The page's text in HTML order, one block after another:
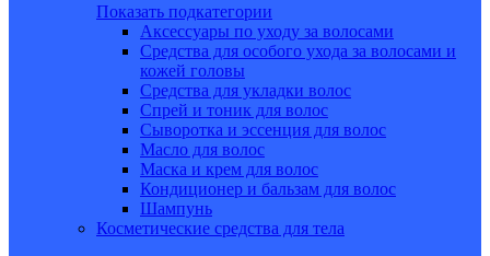
Показать подкатегории
Аксессуары по уходу за волосами
Средства для особого ухода за волосами и
кожей головы
Средства для укладки волос
Спрей и тоник для волос
Сыворотка и эссенция для волос
Масло для волос
Маска и крем для волос
Кондиционер и бальзам для волос
Шампунь
Косметические средства для тела